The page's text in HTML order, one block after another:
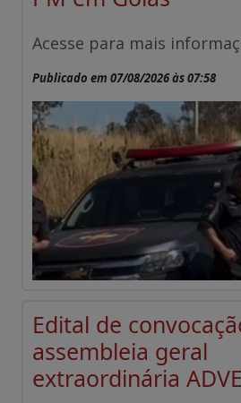
Acesse para mais
Publicado em 07/08/2026 às 07:58
Edital de
assembleia geral
extraordinária